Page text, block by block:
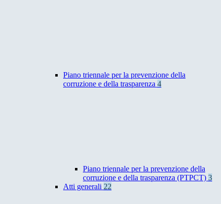
Piano triennale per la prevenzione della
corruzione e della trasparenza 4
Piano triennale per la prevenzione della
corruzione e della trasparenza (PTPCT) 3
Atti generali 22